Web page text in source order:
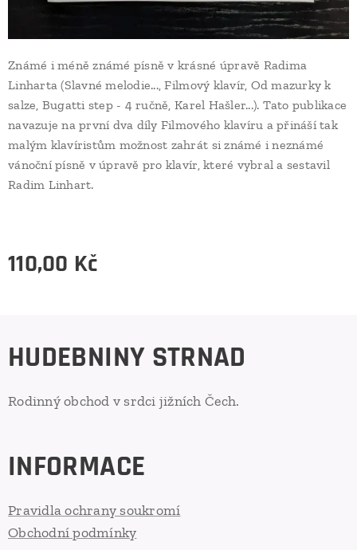
Známé i méně známé písně v krásné úpravě Radima
Linharta (Slavné melodie..., Filmový klavír, Od mazurky k
salze, Bugatti step - 4 ručně, Karel Hašler...). Tato publikace
navazuje na první dva díly Filmového klavíru a přináší tak
malým klavíristům možnost zahrát si známé i neznámé
vánoční písně v úpravě pro klavír, které vybral a sestavil
Radim Linhart.
110,00 Kč
HUDEBNINY STRNAD
Rodinný obchod v srdci jižních Čech.
INFORMACE
Pravidla ochrany soukromí
Obchodní podmínky